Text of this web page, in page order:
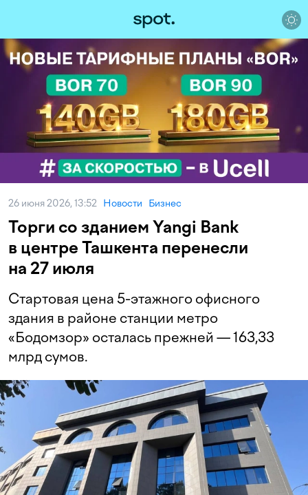
26 июня 2026, 13:52 Новости Бизнес
Торги со зданием Yangi Bank
в центре Ташкента перенесли
на 27 июля
Стартовая цена 5-этажного офисного
здания в районе станции метро
«Бодомзор» осталась прежней — 163,33
млрд сумов.